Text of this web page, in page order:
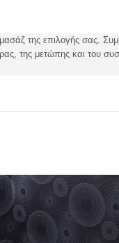
της επιλογής σας.
της μετώπης και του